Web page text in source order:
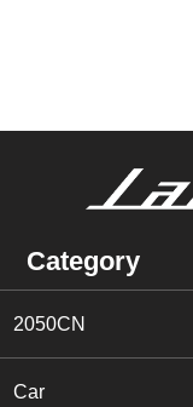
Category
2050CN
Car